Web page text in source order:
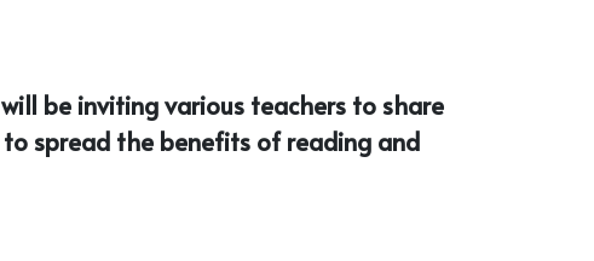
be inviting various teachers to share
spread the benefits of reading and